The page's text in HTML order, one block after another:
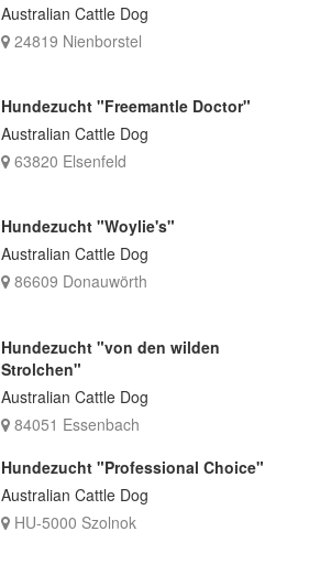
Australian Cattle Dog
24819 Nienborstel
Hundezucht "Freemantle Doctor"
Australian Cattle Dog
63820 Elsenfeld
Hundezucht "Woylie's"
Australian Cattle Dog
86609 Donauwörth
Hundezucht "von den wilden
Strolchen"
Australian Cattle Dog
84051 Essenbach
Hundezucht "Professional Choice"
Australian Cattle Dog
HU-5000 Szolnok